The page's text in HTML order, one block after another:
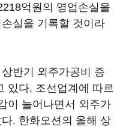
억원의 영업손실을
실을 기록할 것이라
반기 외주가공비 증
있다. 조선업계에 따르
이 늘어나면서 외주가
. 한화오션의 올해 상